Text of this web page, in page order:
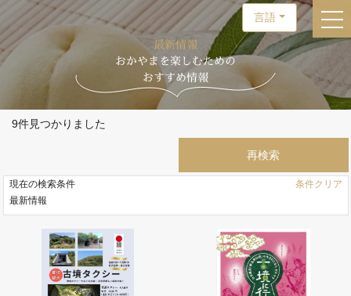
言語
最新情報
おかやまを楽しむための
おすすめ情報
9件見つかりました
現在の検索条件
条件クリア
最新情報